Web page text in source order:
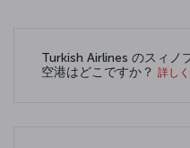
Turkish Airlines のスィノ
空港はどこですか？ 詳し